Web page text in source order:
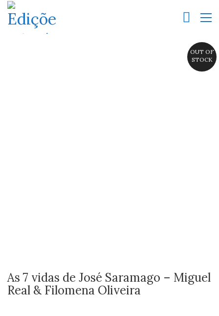
OUT OF
STOCK
As 7 vidas de José Saramago – Miguel
Real & Filomena Oliveira